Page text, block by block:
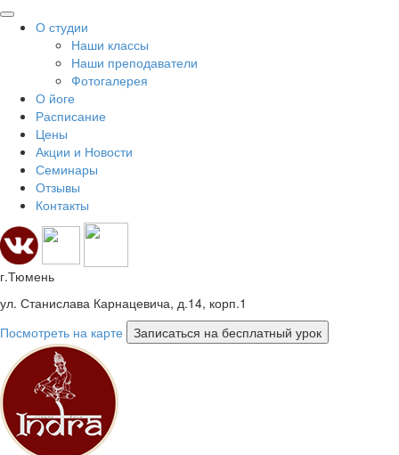
О студии
Наши классы
Наши преподаватели
Фотогалерея
О йоге
Расписание
Цены
Акции и Новости
Семинары
Отзывы
Контакты
г.Тюмень
ул. Станислава Карнацевича, д.14, корп.1
Посмотреть на карте